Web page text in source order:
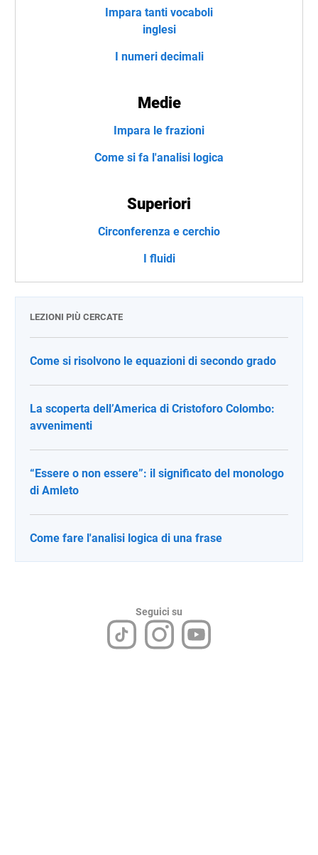
Impara tanti vocaboli
inglesi
I numeri decimali
Medie
Impara le frazioni
Come si fa l'analisi logica
Superiori
Circonferenza e cerchio
I fluidi
LEZIONI PIÙ CERCATE
Come si risolvono le equazioni di secondo grado
La scoperta dell’America di Cristoforo Colombo:
avvenimenti
“Essere o non essere”: il significato del monologo
di Amleto
Come fare l'analisi logica di una frase
Seguici su